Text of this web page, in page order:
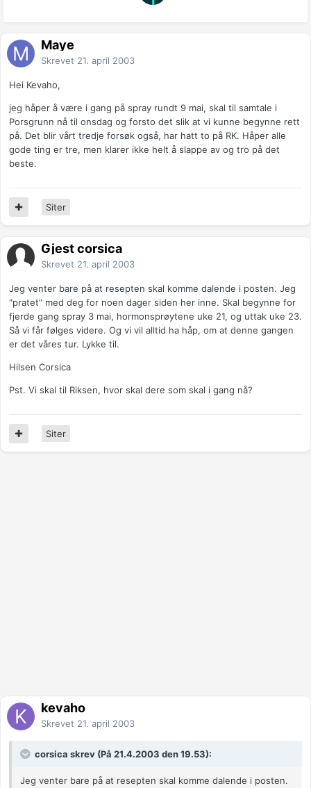
Maye
Skrevet 21. april 2003
Hei Kevaho,
jeg håper å være i gang på spray rundt 9 mai, skal til samtale i
Porsgrunn nå til onsdag og forsto det slik at vi kunne begynne rett
på. Det blir vårt tredje forsøk også, har hatt to på RK. Håper alle
gode ting er tre, men klarer ikke helt å slappe av og tro på det
beste.
Siter
Gjest corsica
Skrevet 21. april 2003
Jeg venter bare på at resepten skal komme dalende i posten. Jeg
"pratet" med deg for noen dager siden her inne. Skal begynne for
fjerde gang spray 3 mai, hormonsprøytene uke 21, og uttak uke 23.
Så vi får følges videre. Og vi vil alltid ha håp, om at denne gangen
er det våres tur. Lykke til.
Hilsen Corsica
Pst. Vi skal til Riksen, hvor skal dere som skal i gang nå?
Siter
kevaho
Skrevet 21. april 2003
corsica skrev (På 21.4.2003 den 19.53):
Jeg venter bare på at resepten skal komme dalende i posten.